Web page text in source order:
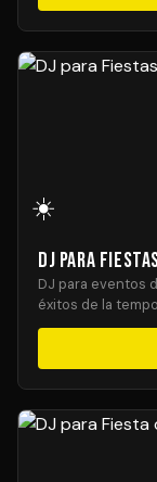
☀️
DJ para
DJ para eventos
éxitos de la